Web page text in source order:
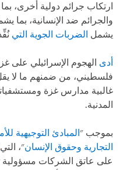
ارتكاب جرائم دولية أخرى،
والجرائم ضد الإنسانية، بما
يشمل الضربات الجوية التي
أدى
فلسطيني، من ضمنهم ما لا
غالبية مدارس غزة ومستشفياتها
المدنية.
بموجب " المبادئ التوجيهية
التجارية وحقوق الإنسان"، التي
على عاتق الشركات مسؤولية